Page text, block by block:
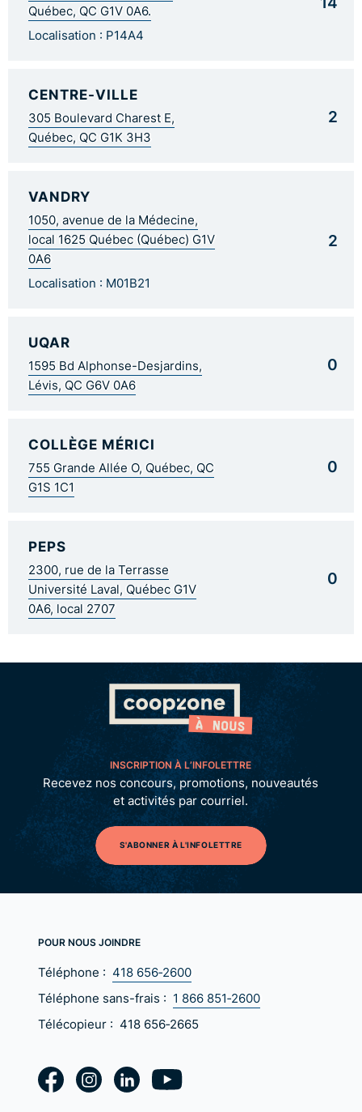
Québec, QC G1V 0A6.
Localisation : P14A4
CENTRE-VILLE
305 Boulevard Charest E,
Québec, QC G1K 3H3
2
VANDRY
1050, avenue de la Médecine,
local 1625 Québec (Québec) G1V
0A6
Localisation : M01B21
2
UQAR
1595 Bd Alphonse-Desjardins,
Lévis, QC G6V 0A6
0
COLLÈGE MÉRICI
755 Grande Allée O, Québec, QC
G1S 1C1
0
PEPS
2300, rue de la Terrasse
Université Laval, Québec G1V
0A6, local 2707
0
INSCRIPTION À L’INFOLETTRE
Recevez nos concours, promotions, nouveautés
et activités par courriel.
S'ABONNER À L'INFOLETTRE
POUR NOUS JOINDRE
Téléphone : 418 656‑2600
Téléphone sans-frais : 1 866 851‑2600
Télécopieur : 418 656‑2665